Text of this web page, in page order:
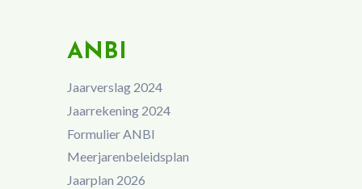
ANBI
Jaarverslag 2024
Jaarrekening 2024
Formulier ANBI
Meerjarenbeleidsplan
Jaarplan 2026